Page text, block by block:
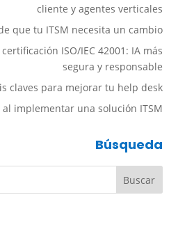
cliente y agentes verticales
que tu ITSM necesita un cambio
ISO/IEC 42001: IA más
segura y responsable
claves para mejorar tu help desk
al implementar una solución ITSM
Búsqueda